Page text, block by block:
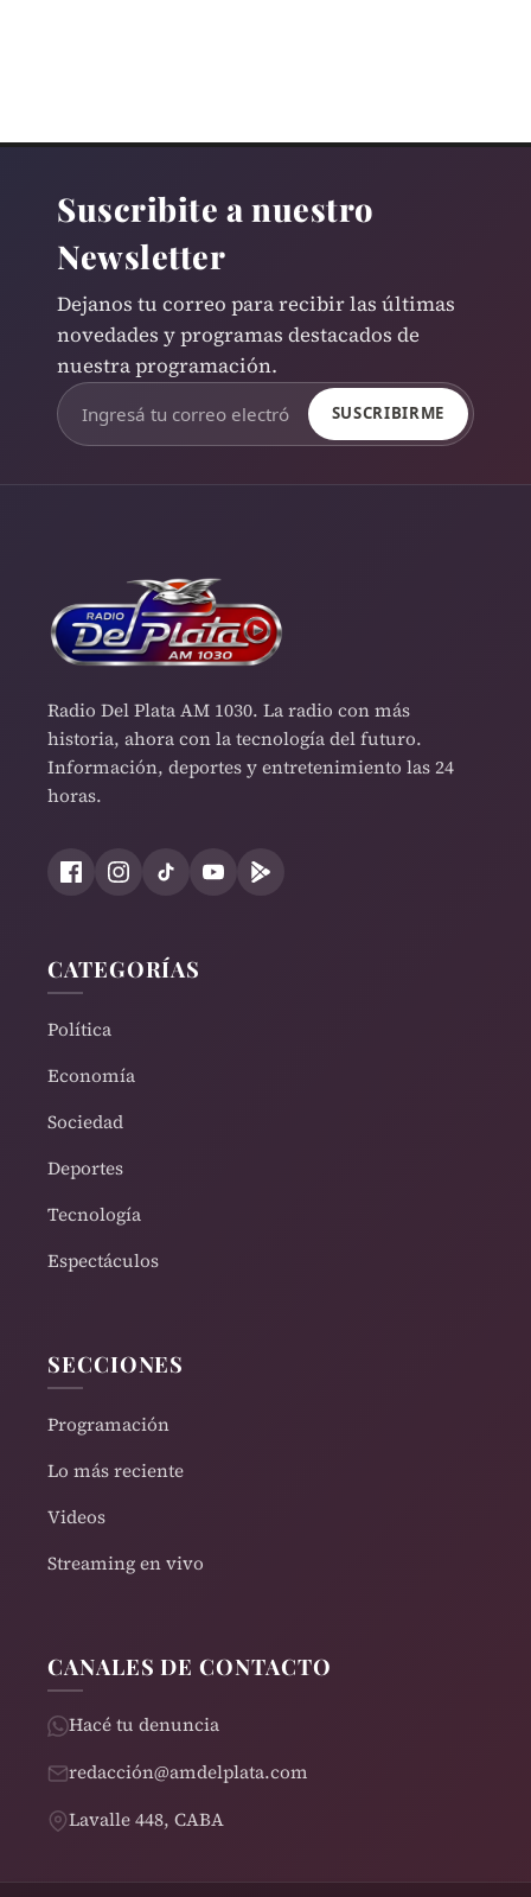
Suscribite a nuestro
Newsletter
Dejanos tu correo para recibir las últimas
novedades y programas destacados de
nuestra programación.
SUSCRIBIRME
Radio Del Plata AM 1030. La radio con más
historia, ahora con la tecnología del futuro.
Información, deportes y entretenimiento las 24
horas.
CATEGORÍAS
Política
Economía
Sociedad
Deportes
Tecnología
Espectáculos
SECCIONES
Programación
Lo más reciente
Videos
Streaming en vivo
CANALES DE CONTACTO
Hacé tu denuncia
redacción@amdelplata.com
Lavalle 448, CABA